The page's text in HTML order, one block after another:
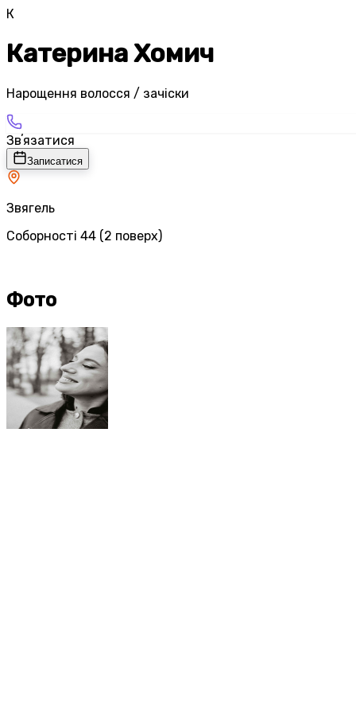
К
Катерина Хомич
Нарощення волосся / зачіски
Звʼязатися
Записатися
Звягель
Соборності 44 (2 поверх)
Фото